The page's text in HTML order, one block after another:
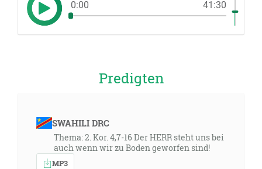
0:00 41:30
Predigten
SWAHILI DRC
Thema: 2. Kor. 4,7-16 Der HERR steht uns bei
auch wenn wir zu Boden geworfen sind!
MP3